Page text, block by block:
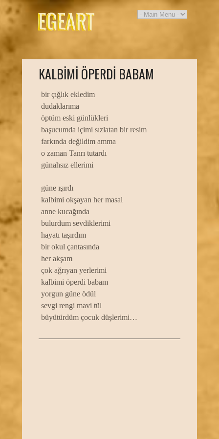
KALBIMI ÖPERDI BABAM
bir çığlık ekledim
dudaklarıma
öptüm eski günlükleri
başucumda içimi sızlatan bir resim
farkında değildim amma
o zaman Tanrı tutardı
günahsız ellerimi
güne ışırdı
kalbimi okşayan her masal
anne kucağında
bulurdum sevdiklerimi
hayatı taşırdım
bir okul çantasında
her akşam
çok ağrıyan yerlerimi
kalbimi öperdi babam
yorgun güne ödül
sevgi rengi mavi tül
büyütürdüm çocuk düşlerimi…